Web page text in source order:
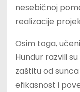
nesebičnoj
realizacije
Osim toga,
Hundur razvili
zaštitu od
efikasnost i